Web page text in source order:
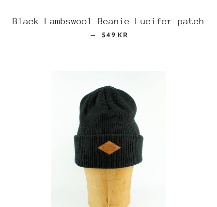
Black Lambswool Beanie Lucifer patch
— REGULAR PRICE
549 KR